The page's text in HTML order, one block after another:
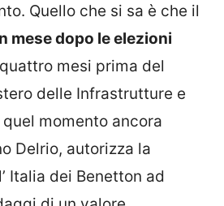
Quello che si sa è che il
mese dopo le elezioni
mesi prima del
delle Infrastrutture e
momento ancora
Delrio, autorizza la
Italia dei Benetton ad